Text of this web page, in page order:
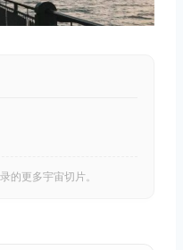
的更多宇宙切片。